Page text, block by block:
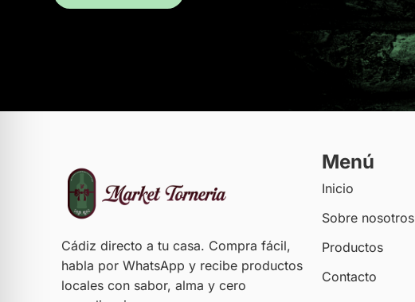
Cádiz directo a tu casa. Compra fácil,
habla por WhatsApp y recibe productos
locales con sabor, alma y cero
Menú
Inicio
Sobre nosotros
Productos
Contacto